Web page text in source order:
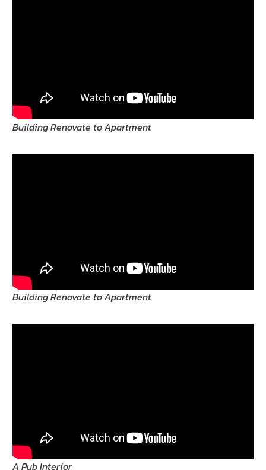
Building Renovate to Apartment
Building Renovate to Apartment
A Pub Interior